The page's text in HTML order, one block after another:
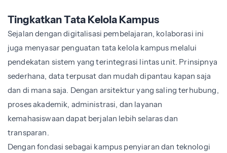
Tingkatkan Tata Kelola Kampus
Sejalan dengan digitalisasi pembelajaran, kolaborasi ini
juga menyasar penguatan tata kelola kampus melalui
pendekatan sistem yang terintegrasi lintas unit. Prinsipnya
sederhana, data terpusat dan mudah dipantau kapan saja
dan di mana saja. Dengan arsitektur yang saling terhubung,
proses akademik, administrasi, dan layanan
kemahasiswaan dapat berjalan lebih selaras dan
transparan.
Dengan fondasi sebagai kampus penyiaran dan teknologi